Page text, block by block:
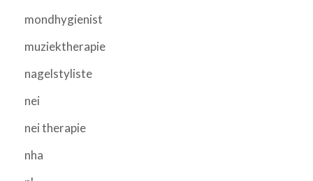
mondhygienist
muziektherapie
nagelstyliste
nei
nei therapie
nha